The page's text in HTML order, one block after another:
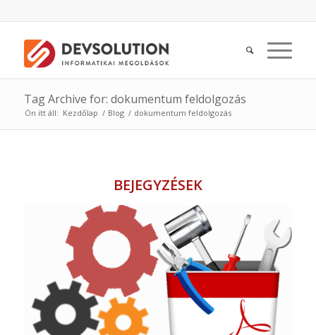
Tag Archive for: dokumentum feldolgozás
Ön itt áll: Kezdőlap / Blog / dokumentum feldolgozás
BEJEGYZÉSEK